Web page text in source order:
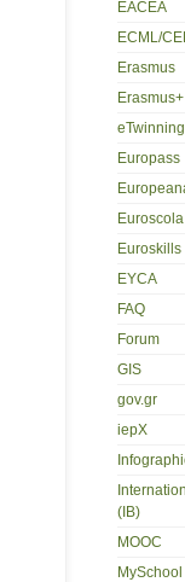
EACEA
ECML/
Erasmus
Erasmus+
eTwinning
Europass
Euroscola
Euroskills
EYCA
FAQ
Forum
GIS
gov.gr
iepX
(IB)
MOOC
MySchool